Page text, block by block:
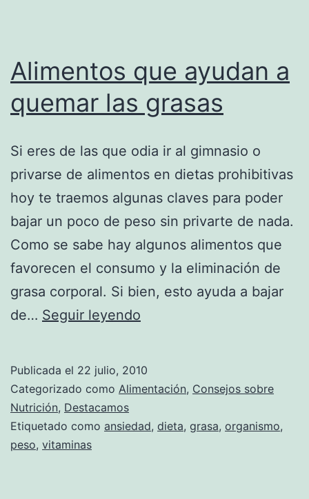
Alimentos que ayudan a
quemar las grasas
Si eres de las que odia ir al gimnasio o
privarse de alimentos en dietas prohibitivas
hoy te traemos algunas claves para poder
bajar un poco de peso sin privarte de nada.
Como se sabe hay algunos alimentos que
favorecen el consumo y la eliminación de
grasa corporal. Si bien, esto ayuda a bajar
de… Seguir leyendo
a
las
Publicada el 22 julio, 2010
Categorizado como Alimentación, Consejos sobre
Nutrición, Destacamos
Etiquetado como ansiedad, dieta, grasa, organismo,
peso, vitaminas